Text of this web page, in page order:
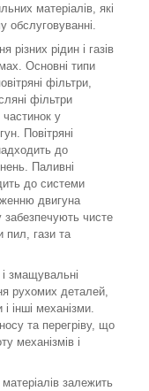
матеріалів, які
обслуговуванні.
рідин і газів
Основні типи
фільтри,
фільтри
частинок у
Повітряні
до
Паливні
до системи
двигуна
забезпечують чисте
пил, гази та
змащувальні
рухомих деталей,
інші механізми.
та перегріву, що
механізмів і
залежить